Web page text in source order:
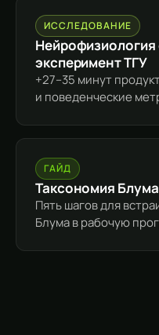
ИССЛЕДОВАНИЕ
эксперимент ТГУ
+27–35 минут
и поведенческие
ГАЙД
Таксономия
Пять шагов для
Блума в рабочую